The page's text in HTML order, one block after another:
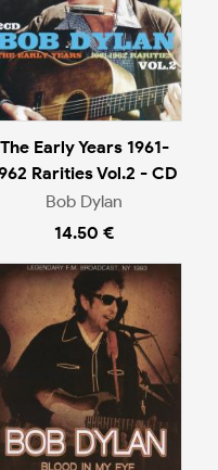
The Early Years 1961-
Rarities Vol.2 - CD
Bob Dylan
14.50 €